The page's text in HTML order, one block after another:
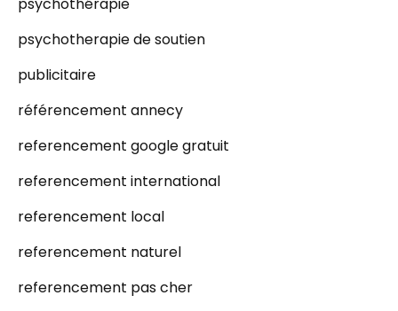
psychotherapie de soutien
publicitaire
référencement annecy
referencement google gratuit
referencement international
referencement local
referencement naturel
referencement pas cher